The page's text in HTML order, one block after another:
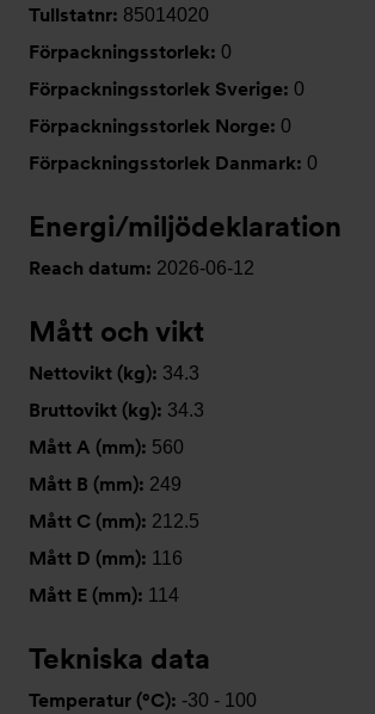
Tullstatnr: 85014020
Förpackningsstorlek: 0
Förpackningsstorlek Sverige: 0
Förpackningsstorlek Norge: 0
Förpackningsstorlek Danmark: 0
Energi/miljödeklaration
Reach datum: 2026-06-12
Mått och vikt
Nettovikt (kg): 34.3
Bruttovikt (kg): 34.3
Mått A (mm): 560
Mått B (mm): 249
Mått C (mm): 212.5
Mått D (mm): 116
Mått E (mm): 114
Tekniska data
Temperatur (°C): -30 - 100